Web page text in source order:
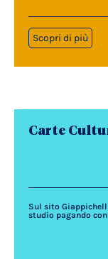
Scopri di più
Carte
Sul sito
studio pagando